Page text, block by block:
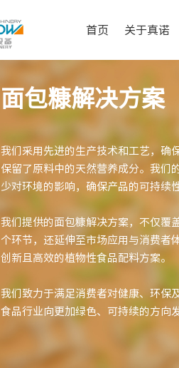
首页 关于真诺
面包糠解决方案
我们采用先进的生产技术和工艺，确
保留了原料中的天然营养成分。我们
少对环境的影响，确保产品的可持续
我们提供的面包糠解决方案，不仅覆
个环节，还延伸至市场应用与消费者
创新且高效的植物性食品配料方案。
我们致力于满足消费者对健康、环保
食品行业向更加绿色、可持续的方向